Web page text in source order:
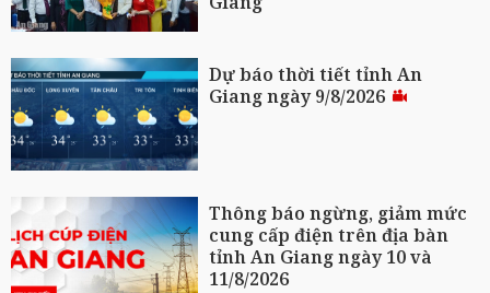
Dự báo thời tiết tỉnh An
Giang ngày 9/8/2026
Thông báo ngừng, giảm mức
cung cấp điện trên địa bàn
tỉnh An Giang ngày 10 và
11/8/2026